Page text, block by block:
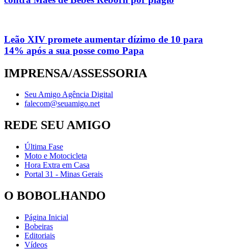
Leão XIV promete aumentar dízimo de 10 para
14% após a sua posse como Papa
IMPRENSA/ASSESSORIA
Seu Amigo Agência Digital
falecom@seuamigo.net
REDE SEU AMIGO
Última Fase
Moto e Motocicleta
Hora Extra em Casa
Portal 31 - Minas Gerais
O BOBOLHANDO
Página Inicial
Bobeiras
Editoriais
Vídeos